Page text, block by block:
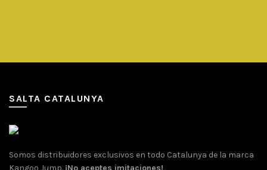
SALTA CATALUNYA
Somos distribuidores exclusivos en todo Catalunya de la marca